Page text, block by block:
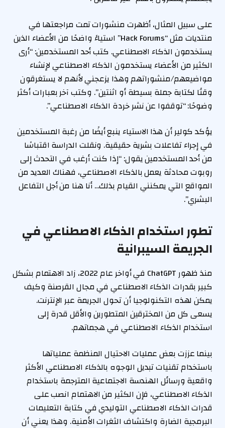
على سبيل المثال، أظهرت منشورات تمت مراجعتها في
منتديات مثل “Hack Forums” استياءً واضحًا من الأعضاء الذين
يستخدمون الذكاء الاصطناعي. كتب أحد المستخدمين: “أرى
الكثير من الأعضاء يستخدمون الذكاء الاصطناعي لإنشاء
مواضيعهم/منشوراتهم وهذا يزعجني لأنهم لا يستغرقون
وقتًا لكتابة جملة بسيطة أو اثنتين”. وكتب آخر بعبارات أكثر
وضوحًا: “توقفوا عن نشر خردة الذكاء الاصطناعي”.
يؤكد كولير أن هذا الاستياء ينبع أيضًا من رغبة المستخدمين
في إجراء تفاعلات بشرية حقيقية. ونقلت الدراسة اقتباسًا
من أحد المستخدمين يقول: “إذا كنت أرغب في التحدث إلى
روبوت محادثة يعمل بالذكاء الاصطناعي، فهناك العديد من
المواقع التي يمكنني القيام بذلك… أنا هنا من أجل التفاعل
البشري”.
تطور استخدام الذكاء الاصطناعي في
الجريمة السيبرانية
منذ ظهور ChatGPT في أواخر عام 2022، زاد الاهتمام بشكل
كبير بقدرات الذكاء الاصطناعي في مجال القرصنة وكيف
يمكن لهذه التكنولوجيا أن تحول الجريمة عبر الإنترنت.
يسعى كل من المخترقين المتطورين والأقل قدرة إلى
استخدام الذكاء الاصطناعي في هجماتهم.
بينما عززت بعض عمليات الاحتيال المنظمة عملياتها
باستخدام تقنيات تبديل الوجوه بالذكاء الاصطناعي الأكثر
واقعية ورسائل الهندسة الاجتماعية المترجمة باستخدام
الذكاء الاصطناعي، فإن الكثير من الاهتمام انصب على
قدرات الذكاء الاصطناعي التوليدي في كتابة التعليمات
البرمجية الضارة واكتشاف الثغرات الأمنية. وهذا يعني أن